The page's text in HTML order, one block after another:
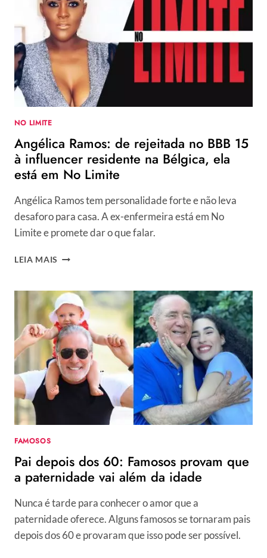
INÚMEROS
ELOGIOS
APÓS
APRESENTAR
DOMINGÃO
NO LIMITE
Angélica Ramos: de rejeitada no BBB 15
à influencer residente na Bélgica, ela
está em No Limite
Angélica Ramos tem personalidade forte e não leva
desaforo para casa. A ex-enfermeira está em No
Limite e promete dar o que falar.
LEIA MAIS ANGÉLICA
REJEITADA
NO
BBB
15
À
INFLUENCER
RESIDENTE
NA
BÉLGICA,
LIMITE
FAMOSOS
Pai depois dos 60: Famosos provam que
a paternidade vai além da idade
Nunca é tarde para conhecer o amor que a
paternidade oferece. Alguns famosos se tornaram pais
depois dos 60 e provaram que isso pode ser possível.